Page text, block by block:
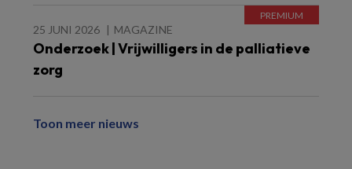
25 JUNI 2026 MAGAZINE
Onderzoek | Vrijwilligers in de palliatieve
zorg
Toon meer nieuws